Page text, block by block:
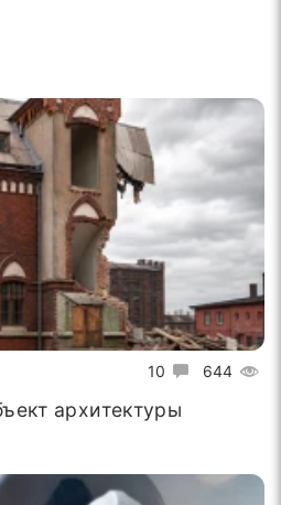
10 644
архитектуры